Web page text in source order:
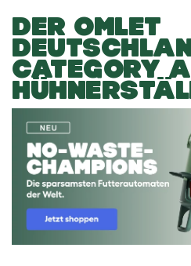
DER OMLET
CATEGORY